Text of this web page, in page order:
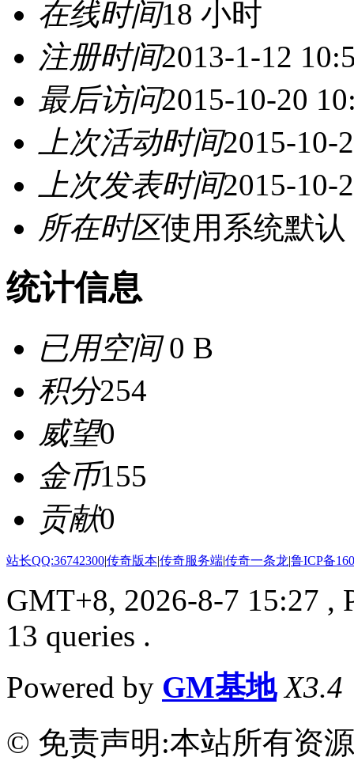
在线时间18 小时
注册时间2013-1-12
最后访问2015-10-20
上次活动时间2015-10-
上次发表时间2015-10-
所在时区使用系统默认
统计信息
已用空间0 B
积分254
威望0
金币155
贡献0
站长QQ:36742300|传奇版本|传奇服务端|传奇一条龙|鲁ICP备
GMT+8, 2026-8-7 15:27 ,
13 queries .
Powered by GM基地 X3.4
© 免责声明:本站所有资